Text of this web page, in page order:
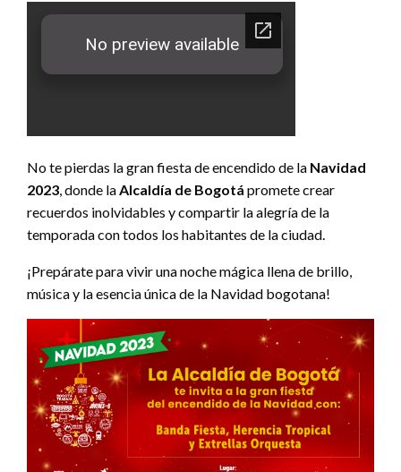
No te pierdas la gran fiesta de encendido de la Navidad
2023, donde laAlcaldía de Bogotá promete crear
recuerdos inolvidables y compartir la alegría de la
temporada con todos los habitantes de la ciudad.
¡Prepárate para vivir una noche mágica llena de brillo,
música y la esencia única de la Navidad bogotana!